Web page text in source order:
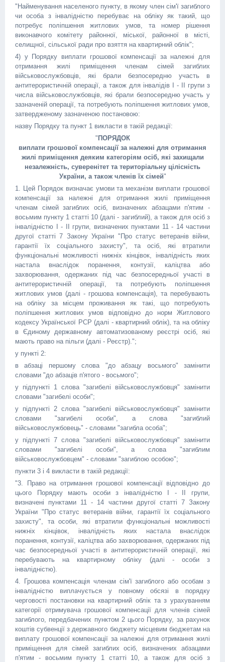
"Найменування населеного пункту, в якому член сім'ї загиблого
чи особа з інвалідністю перебуває на обліку як такий, що
потребує поліпшення житлових умов, та номер рішення
виконавчого комітету районної, міської, районної в місті,
селищної, сільської ради про взяття на квартирний облік";
4) у Порядку виплати грошової компенсації за належні для
отримання жилі приміщення членам сімей загиблих
військовослужбовців, які брали безпосередню участь в
антитерористичній операції, а також для інвалідів I - II групи з
числа військовослужбовців, які брали безпосередню участь у
зазначеній операції, та потребують поліпшення житлових умов,
затвердженому зазначеною постановою:
назву Порядку та пункт 1 викласти в такій редакції:
" ПОРЯДОК
виплати грошової компенсації за належні для отримання
жилі приміщення деяким категоріям осіб, які захищали
незалежність, суверенітет та територіальну цілісність
України, а також членів їх сімей"
1. Цей Порядок визначає умови та механізм виплати грошової
компенсації за належні для отримання жилі приміщення
членам сімей загиблих осіб, визначених абзацами п'ятим -
восьмим пункту 1 статті 10 (далі - загиблий), а також для осіб з
інвалідністю I - II групи, визначених пунктами 11 - 14 частини
другої статті 7 Закону України "Про статус ветеранів війни,
гарантії їх соціального захисту", та осіб, які втратили
функціональні можливості нижніх кінцівок, інвалідність яких
настала внаслідок поранення, контузії, каліцтва або
захворювання, одержаних під час безпосередньої участі в
антитерористичній операції, та потребують поліпшення
житлових умов (далі - грошова компенсація), та перебувають
на обліку за місцем проживання як такі, що потребують
поліпшення житлових умов відповідно до норм Житлового
кодексу Української РСР (далі - квартирний облік), та на обліку
в Єдиному державному автоматизованому реєстрі осіб, які
мають право на пільги (далі - Реєстр).";
у пункті 2:
в абзаці першому слова "до абзацу восьмого" замінити
словами "до абзаців п'ятого - восьмого";
у підпункті 1 слова "загибелі військовослужбовця" замінити
словами "загибелі особи";
у підпункті 2 слова "загибелі військовослужбовця" замінити
словами "загибелі особи", а слова "загиблий
військовослужбовець" - словами "загибла особа";
у підпункті 7 слова "загибелі військовослужбовця" замінити
словами "загибелі особи", а слова "загиблим
військовослужбовцем" - словами "загиблою особою";
пункти 3 і 4 викласти в такій редакції:
"3. Право на отримання грошової компенсації відповідно до
цього Порядку мають особи з інвалідністю I - II групи,
визначені пунктами 11 - 14 частини другої статті 7 Закону
України "Про статус ветеранів війни, гарантії їх соціального
захисту", та особи, які втратили функціональні можливості
нижніх кінцівок, інвалідність яких настала внаслідок
поранення, контузії, каліцтва або захворювання, одержаних під
час безпосередньої участі в антитерористичній операції, які
перебувають на квартирному обліку (далі - особи з
інвалідністю).
4. Грошова компенсація членам сім'ї загиблого або особам з
інвалідністю виплачується у повному обсязі в порядку
черговості постановки на квартирний облік та з урахуванням
категорії отримувача грошової компенсації для членів сімей
загиблого, передбачених пунктом 2 цього Порядку, за рахунок
коштів субвенції з державного бюджету місцевим бюджетам на
виплату грошової компенсації за належні для отримання жилі
приміщення для сімей загиблих осіб, визначених абзацами
п'ятим - восьмим пункту 1 статті 10, а також для осіб з